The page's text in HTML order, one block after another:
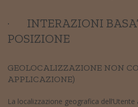
· INTERAZIONI
POSIZIONE
GEOLOCALIZZAZIONE NON
APPLICAZIONE)
La localizzazione geografica